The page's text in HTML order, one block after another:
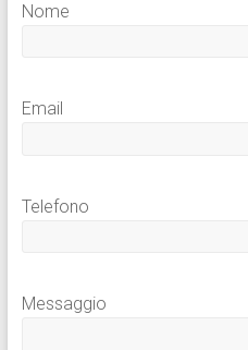
Nome
Email
Telefono
Messaggio